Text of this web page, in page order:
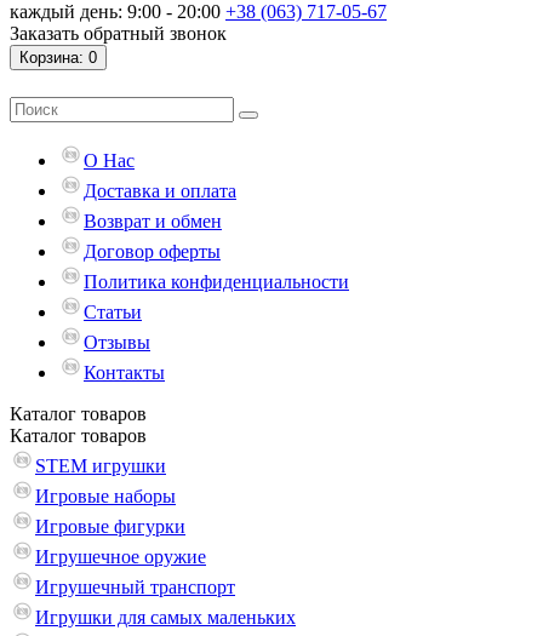
каждый день: 9:00 - 20:00 +38 (063) 717-05-67
Заказать обратный звонок
Корзина: 0
О Нас
Доставка и оплата
Возврат и обмен
Договор оферты
Политика конфиденциальности
Статьи
Отзывы
Контакты
Каталог товаров
Каталог товаров
STEM игрушки
Игровые наборы
Игровые фигурки
Игрушечное оружие
Игрушечный транспорт
Игрушки для самых маленьких